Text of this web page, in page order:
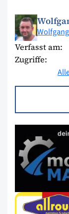
Verfasst am:
Zugriffe: